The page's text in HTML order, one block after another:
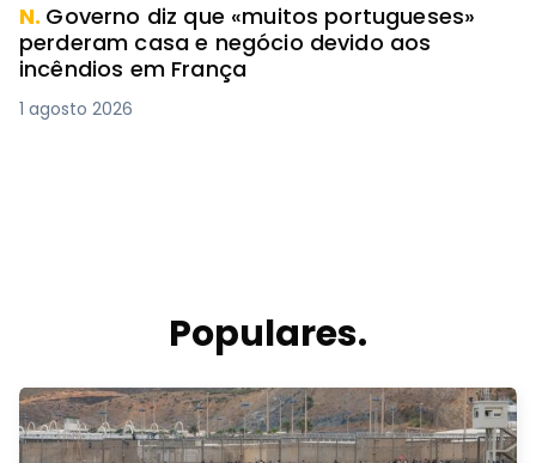
N. Governo diz que «muitos portugueses»
perderam casa e negócio devido aos
incêndios em França
1 agosto 2026
Populares.